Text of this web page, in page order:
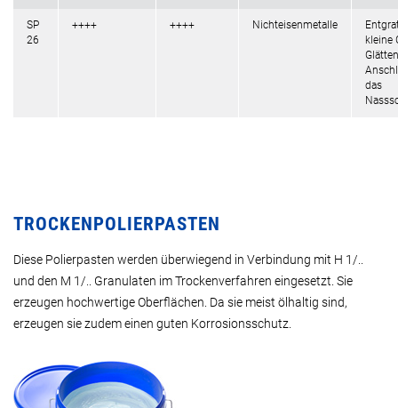
SP
26
++++ ++++ Nichteisenmetalle
kleine
das
TROCKENPOLIERPASTEN
Diese Polierpasten werden überwiegend in Verbindung mit H 1/..
und den M 1/.. Granulaten im Trockenverfahren eingesetzt. Sie
erzeugen hochwertige Oberflächen. Da sie meist ölhaltig sind,
erzeugen sie zudem einen guten Korrosionsschutz.